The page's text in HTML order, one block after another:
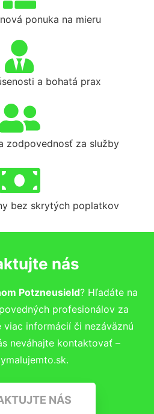
ponuka na mieru
a bohatá prax
zodpovednosť za služby
bez skrytých poplatkov
nás
Potzneusield? Hľadáte na
profesionálov za
viac informácií či nezáväznú
neváhajte kontaktovať –
NÁS